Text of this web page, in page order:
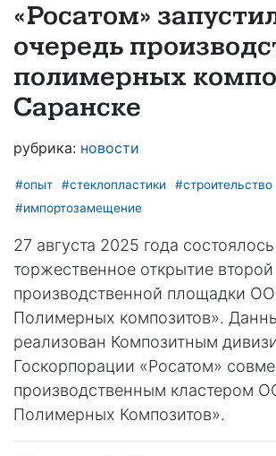
«Росатом»
очередь
полимерных
Саранске
рубрика: новости
#опыт #стеклопластики #строительство
#импортозамещение
27 августа 2025 года состоялось
торжественное открытие
производственной площадки
Полимерных композитов».
реализован Композитным
Госкорпорации «Росатом»
производственным кластером
Полимерных Композитов».